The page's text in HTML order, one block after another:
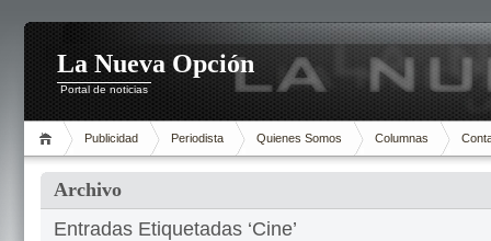
La Nueva Opción
Portal de noticias
Publicidad Periodista Quienes Somos Columnas
Archivo
Entradas Etiquetadas ‘Cine’